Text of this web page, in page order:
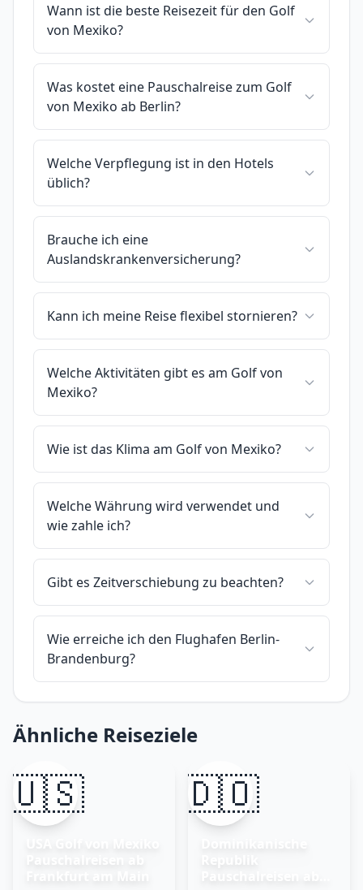
Wann ist die beste Reisezeit für den Golf
von Mexiko?
Was kostet eine Pauschalreise zum Golf
von Mexiko ab Berlin?
Welche Verpflegung ist in den Hotels
üblich?
Brauche ich eine
Auslandskrankenversicherung?
Kann ich meine Reise flexibel stornieren?
Welche Aktivitäten gibt es am Golf von
Mexiko?
Wie ist das Klima am Golf von Mexiko?
Welche Währung wird verwendet und
wie zahle ich?
Gibt es Zeitverschiebung zu beachten?
Wie erreiche ich den Flughafen Berlin-
Brandenburg?
Ähnliche Reiseziele
🇺🇸 🇩🇴